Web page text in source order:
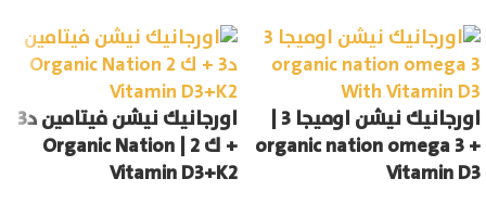
اورجانيك نيشن اوميجا 3 |
organic nation omega 3 +
Vitamin D3
اورجانيك نيشن فيتامين د3
+ ك 2 | Organic Nation
Vitamin D3+K2